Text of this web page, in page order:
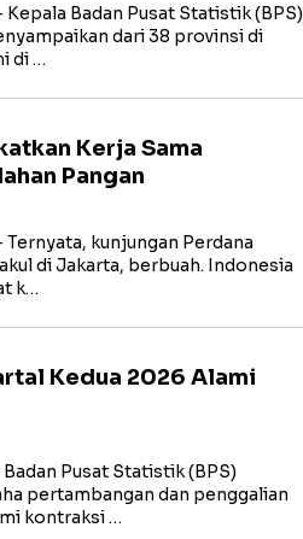
Kepala Badan Pusat Statistik (BPS)
dari 38 provinsi di
di …
Kerja Sama
Pangan
Ternyata, kunjungan Perdana
di Jakarta, berbuah. Indonesia
k…
Kedua 2026 Alami
Pusat Statistik (BPS)
pertambangan dan penggalian
kontraksi …